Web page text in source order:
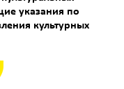
указания по
культурных